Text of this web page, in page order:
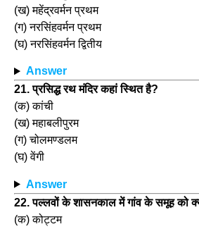
(ख) महेंद्रवर्मन प्रथम
(ग) नरसिंहवर्मन प्रथम
(घ) नरसिंहवर्मन द्वितीय
Answer
21. प्रसिद्ध रथ मंदिर कहां स्थित है?
(क) कांची
(ख) महाबलीपुरम
(ग) चोलमण्डलम
(घ) वेंगी
Answer
22. पल्लवों के शासनकाल में गांव के समूह को
(क) कोट्टम